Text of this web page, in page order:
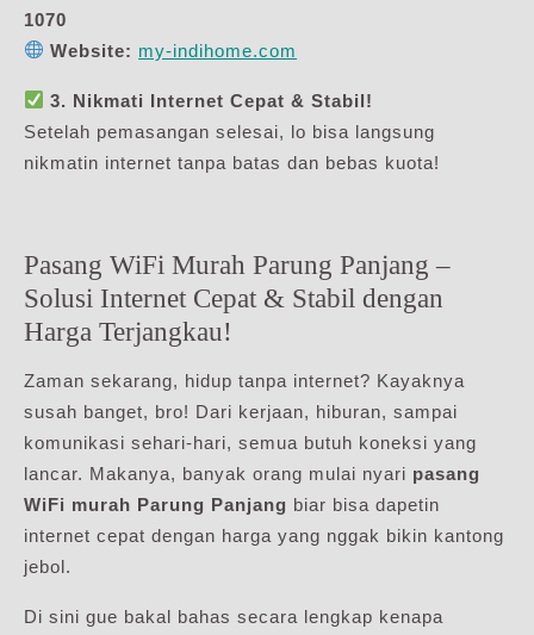
1070
Website: my-indihome.com
3. Nikmati Internet Cepat & Stabil!
Setelah pemasangan selesai, lo bisa langsung
nikmatin internet tanpa batas dan bebas kuota!
Pasang WiFi Murah Parung Panjang –
Solusi Internet Cepat & Stabil dengan
Harga Terjangkau!
Zaman sekarang, hidup tanpa internet? Kayaknya
susah banget, bro! Dari kerjaan, hiburan, sampai
komunikasi sehari-hari, semua butuh koneksi yang
lancar. Makanya, banyak orang mulai nyari pasang
WiFi murah Parung Panjang biar bisa dapetin
internet cepat dengan harga yang nggak bikin kantong
jebol.
Di sini gue bakal bahas secara lengkap kenapa